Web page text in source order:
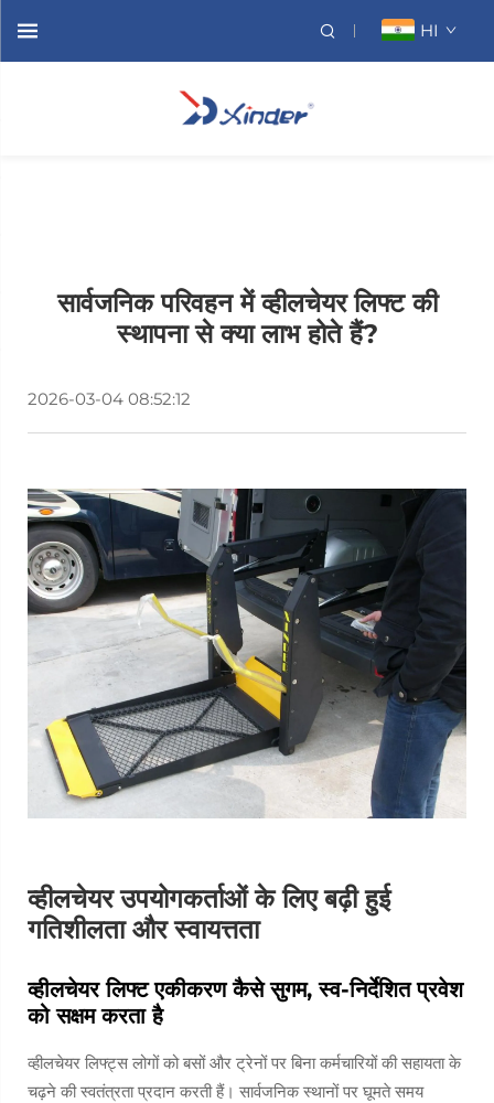
HI
सार्वजनिक परिवहन में व्हीलचेयर लिफ्ट की
स्थापना से क्या लाभ होते हैं?
2026-03-04 08:52:12
व्हीलचेयर उपयोगकर्ताओं के लिए बढ़ी हुई
गतिशीलता और स्वायत्तता
व्हीलचेयर लिफ्ट एकीकरण कैसे सुगम, स्व-निर्देशित प्रवेश
को सक्षम करता है
व्हीलचेयर लिफ्ट्स लोगों को बसों और ट्रेनों पर बिना कर्मचारियों की सहायता के
चढ़ने की स्वतंत्रता प्रदान करती हैं। सार्वजनिक स्थानों पर घूमते समय